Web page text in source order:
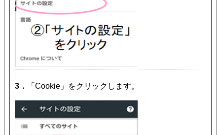
3． 「Cookie」をクリックします。